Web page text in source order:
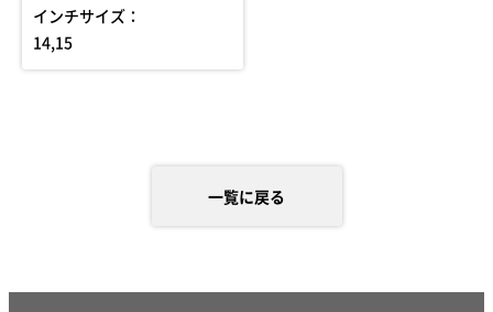
インチサイズ：
14,15
一覧に戻る